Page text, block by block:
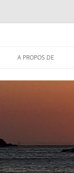
A PROPOS DE